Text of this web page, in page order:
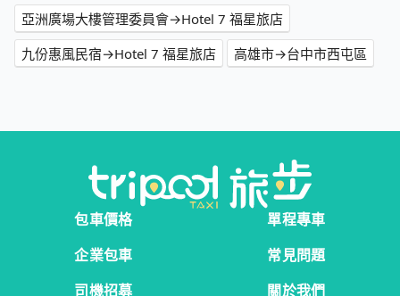
亞洲廣場大樓管理委員會→Hotel 7 福星旅店
九份惠風民宿→Hotel 7 福星旅店
高雄市→台中市西屯區
包車價格
單程專車
企業包車
常見問題
司機招募
關於我們